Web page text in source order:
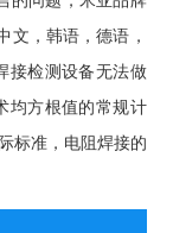
文，韩语，德语，
接检测设备无法做
均方根值的常规计
标准，电阻焊接的